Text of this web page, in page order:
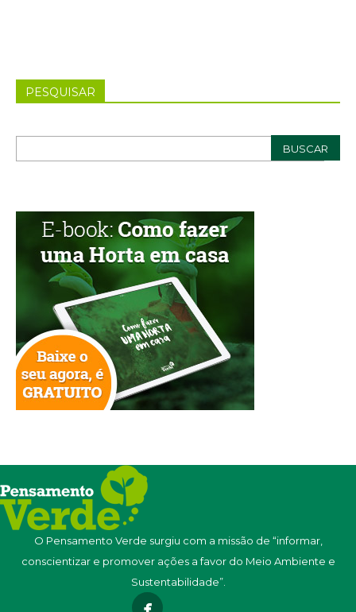
PESQUISAR
O Pensamento Verde surgiu com a missão de “informar,
conscientizar e promover ações a favor do Meio Ambiente e
Sustentabilidade”.